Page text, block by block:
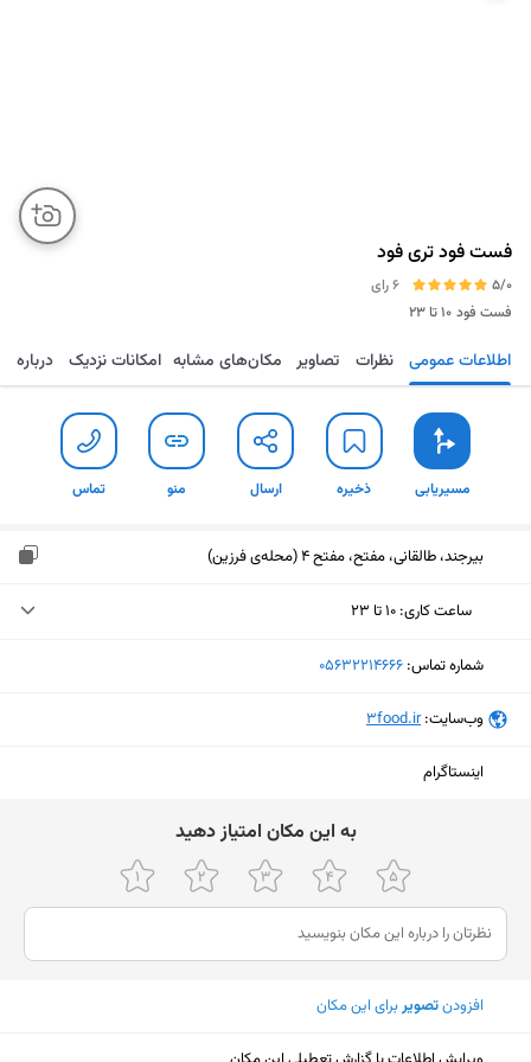
فست فود تری فود
5/0
6 رای
فست فود ۱۰ تا ۲۳
مسیریابی ذخیره ارسال منو تماس اطلاعات عمومی نظرات تصاویر مکان‌های مشابه امکانات نزدیک درباره
مسیریابی ذخیره ارسال منو تماس
بیرجند، طالقانی، مفتح، مفتح 4 (محله‌ی فرزین)
ساعت کاری: ۱۰ تا ۲۳
دوشنبه (امروز)
سه‌شنبه
شنبه
۱۱:۳۰ تا ۲۳
یکشنبه
شماره تماس: ‎05632214666
وب‌سایت:‎3food.ir
اینستاگرام
ﺑﻪ اﯾﻦ ﻣﮑﺎن اﻣﺘﯿﺎز دﻫﯿﺪ
افزودنتصویربرای این مکان